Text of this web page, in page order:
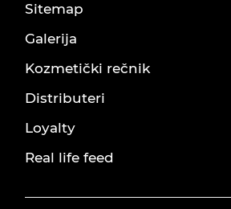
Sitemap
Galerija
Kozmetički rečnik
Distributeri
Loyalty
Real life feed